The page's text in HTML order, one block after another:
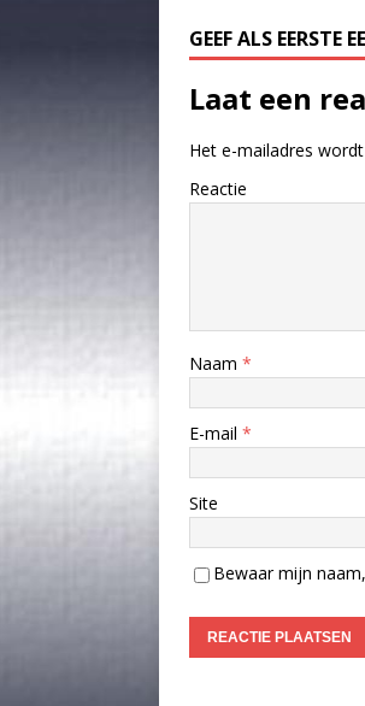
GEEF ALS EERSTE
Laat een
Het e-mailadres
Reactie
Naam *
E-mail *
Site
Bewaar mijn